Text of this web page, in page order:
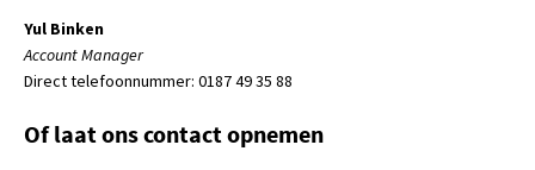
Yul Binken
Account Manager
Direct telefoonnummer: 0187 49 35 88
Of laat ons contact opnemen